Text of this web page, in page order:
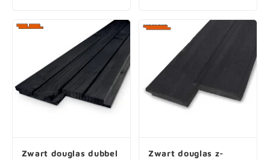
Zwart douglas dubbel
Zwart douglas z-